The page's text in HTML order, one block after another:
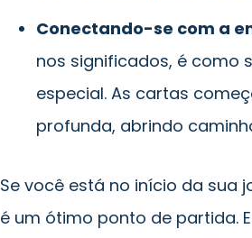
Conectando-se com a
nos significados, é como
especial. As cartas
profunda, abrindo
Se você está no início da sua
é um ótimo ponto de partida.